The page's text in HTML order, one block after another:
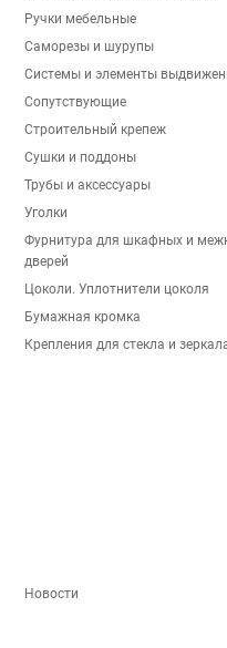
Ручки мебельные
Саморезы и шурупы
Системы и элементы
Сопутствующие
Строительный крепеж
Сушки и поддоны
Трубы и аксессуары
Уголки
Фурнитура для шкафных и
дверей
Цоколи. Уплотнители цоколя
Бумажная кромка
Крепления для стекла и
Новости